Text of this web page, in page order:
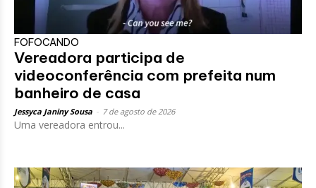
FOFOCANDO
Vereadora participa de
videoconferência com prefeita num
banheiro de casa
Jessyca Janiny Sousa 7 de agosto de 2026
Uma vereadora entrou...